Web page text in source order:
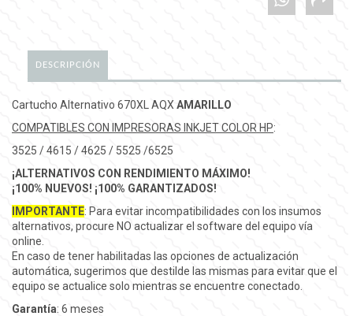
DESCRIPCIÓN
Cartucho Alternativo 670XL AQX AMARILLO
COMPATIBLES CON IMPRESORAS INKJET COLOR HP:
3525 / 4615 / 4625 / 5525 /6525
¡ALTERNATIVOS CON RENDIMIENTO MÁXIMO!
¡100% NUEVOS! ¡100% GARANTIZADOS!
IMPORTANTE: Para evitar incompatibilidades con los insumos
alternativos, procure NO actualizar el software del equipo vía
online.
En caso de tener habilitadas las opciones de actualización
automática, sugerimos que destilde las mismas para evitar que el
equipo se actualice solo mientras se encuentre conectado.
Garantía: 6 meses